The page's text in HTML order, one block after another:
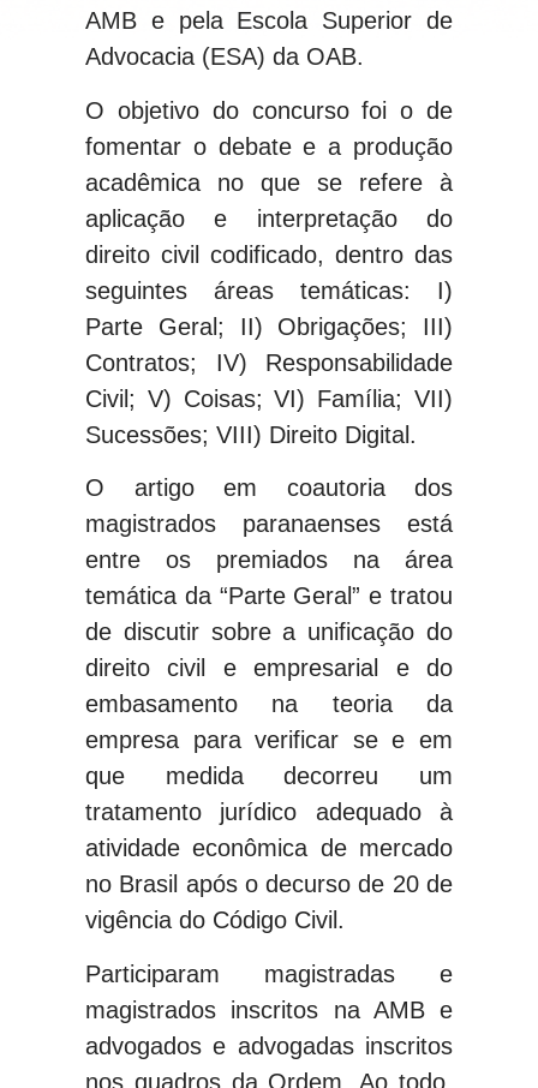
AMB e pela Escola Superior de
Advocacia (ESA) da OAB.
O objetivo do concurso foi o de
fomentar o debate e a produção
acadêmica no que se refere à
aplicação e interpretação do
direito civil codificado, dentro das
seguintes áreas temáticas: I)
Parte Geral; II) Obrigações; III)
Contratos; IV) Responsabilidade
Civil; V) Coisas; VI) Família; VII)
Sucessões; VIII) Direito Digital.
O artigo em coautoria dos
magistrados paranaenses está
entre os premiados na área
temática da “Parte Geral” e tratou
de discutir sobre a unificação do
direito civil e empresarial e do
embasamento na teoria da
empresa para verificar se e em
que medida decorreu um
tratamento jurídico adequado à
atividade econômica de mercado
no Brasil após o decurso de 20 de
vigência do Código Civil.
Participaram magistradas e
magistrados inscritos na AMB e
advogados e advogadas inscritos
nos quadros da Ordem. Ao todo,